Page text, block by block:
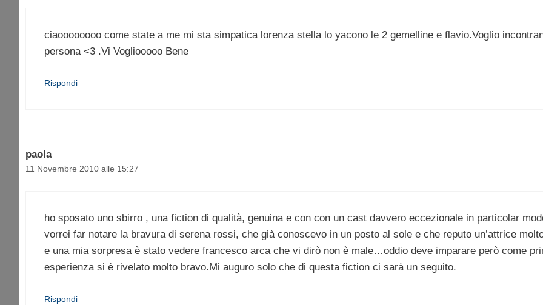
ciaoooooooo come state a me mi sta simpatica lorenza stella lo yacono le 2 gemelline e flavio.Voglio
persona <3 .Vi Vogliooooo Bene
Rispondi
paola
11 Novembre 2010 alle 15:27
ho sposato uno sbirro , una fiction di qualità, genuina e con con un cast davvero eccezionale in particolar
vorrei far notare la bravura di serena rossi, che già conoscevo in un posto al sole e che reputo un’attrice
e una mia sorpresa è stato vedere francesco arca che vi dirò non è male…oddio deve imparare però come
esperienza si è rivelato molto bravo.Mi auguro solo che di questa fiction ci sarà un seguito.
Rispondi